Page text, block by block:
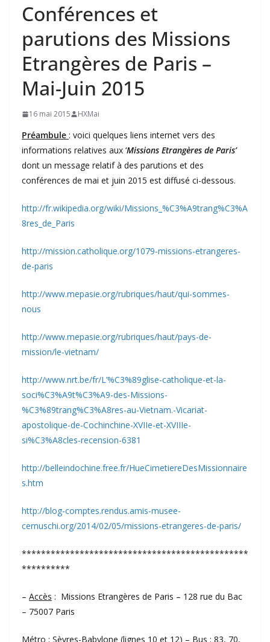
Conférences et
parutions des Missions
Etrangères de Paris –
Mai-Juin 2015
16 mai 2015 HXMai
Préambule : voici quelques liens internet vers des
informations relatives aux ‘Missions Etrangères de Paris’
dont un message relatif à des parutions et des
conférences de mai et juin 2015 est diffusé ci-dessous.
http://fr.wikipedia.org/wiki/Missions_%C3%A9trang%C3%A
8res_de_Paris
http://mission.catholique.org/1079-missions-etrangeres-
de-paris
http://www.mepasie.org/rubriques/haut/qui-sommes-
nous
http://www.mepasie.org/rubriques/haut/pays-de-
mission/le-vietnam/
http://www.nrt.be/fr/L’%C3%89glise-catholique-et-la-
soci%C3%A9t%C3%A9-des-Missions-
%C3%89trang%C3%A8res-au-Vietnam.-Vicariat-
apostolique-de-Cochinchine-XVIIe-et-XVIIIe-
si%C3%A8cles-recension-6381
http://belleindochine.free.fr/HueCimetiereDesMissionnaire
s.htm
http://blog-comptes.rendus.amis-musee-
cernuschi.org/2014/02/05/missions-etrangeres-de-paris/
***********************************************
**********
– Accès : Missions Etrangères de Paris – 128 rue du Bac
– 75007 Paris
Métro : Sèvres-Babylone (lignes 10 et 12) – Bus : 83, 70,